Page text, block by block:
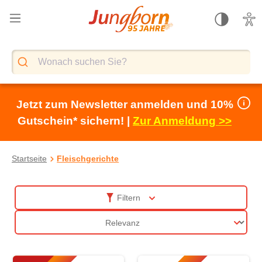
springen
Jetzt zum Newsletter anmelden und 10%
Gutschein* sichern! | Zur Anmeldung >>
Startseite Fleischgerichte
Filtern